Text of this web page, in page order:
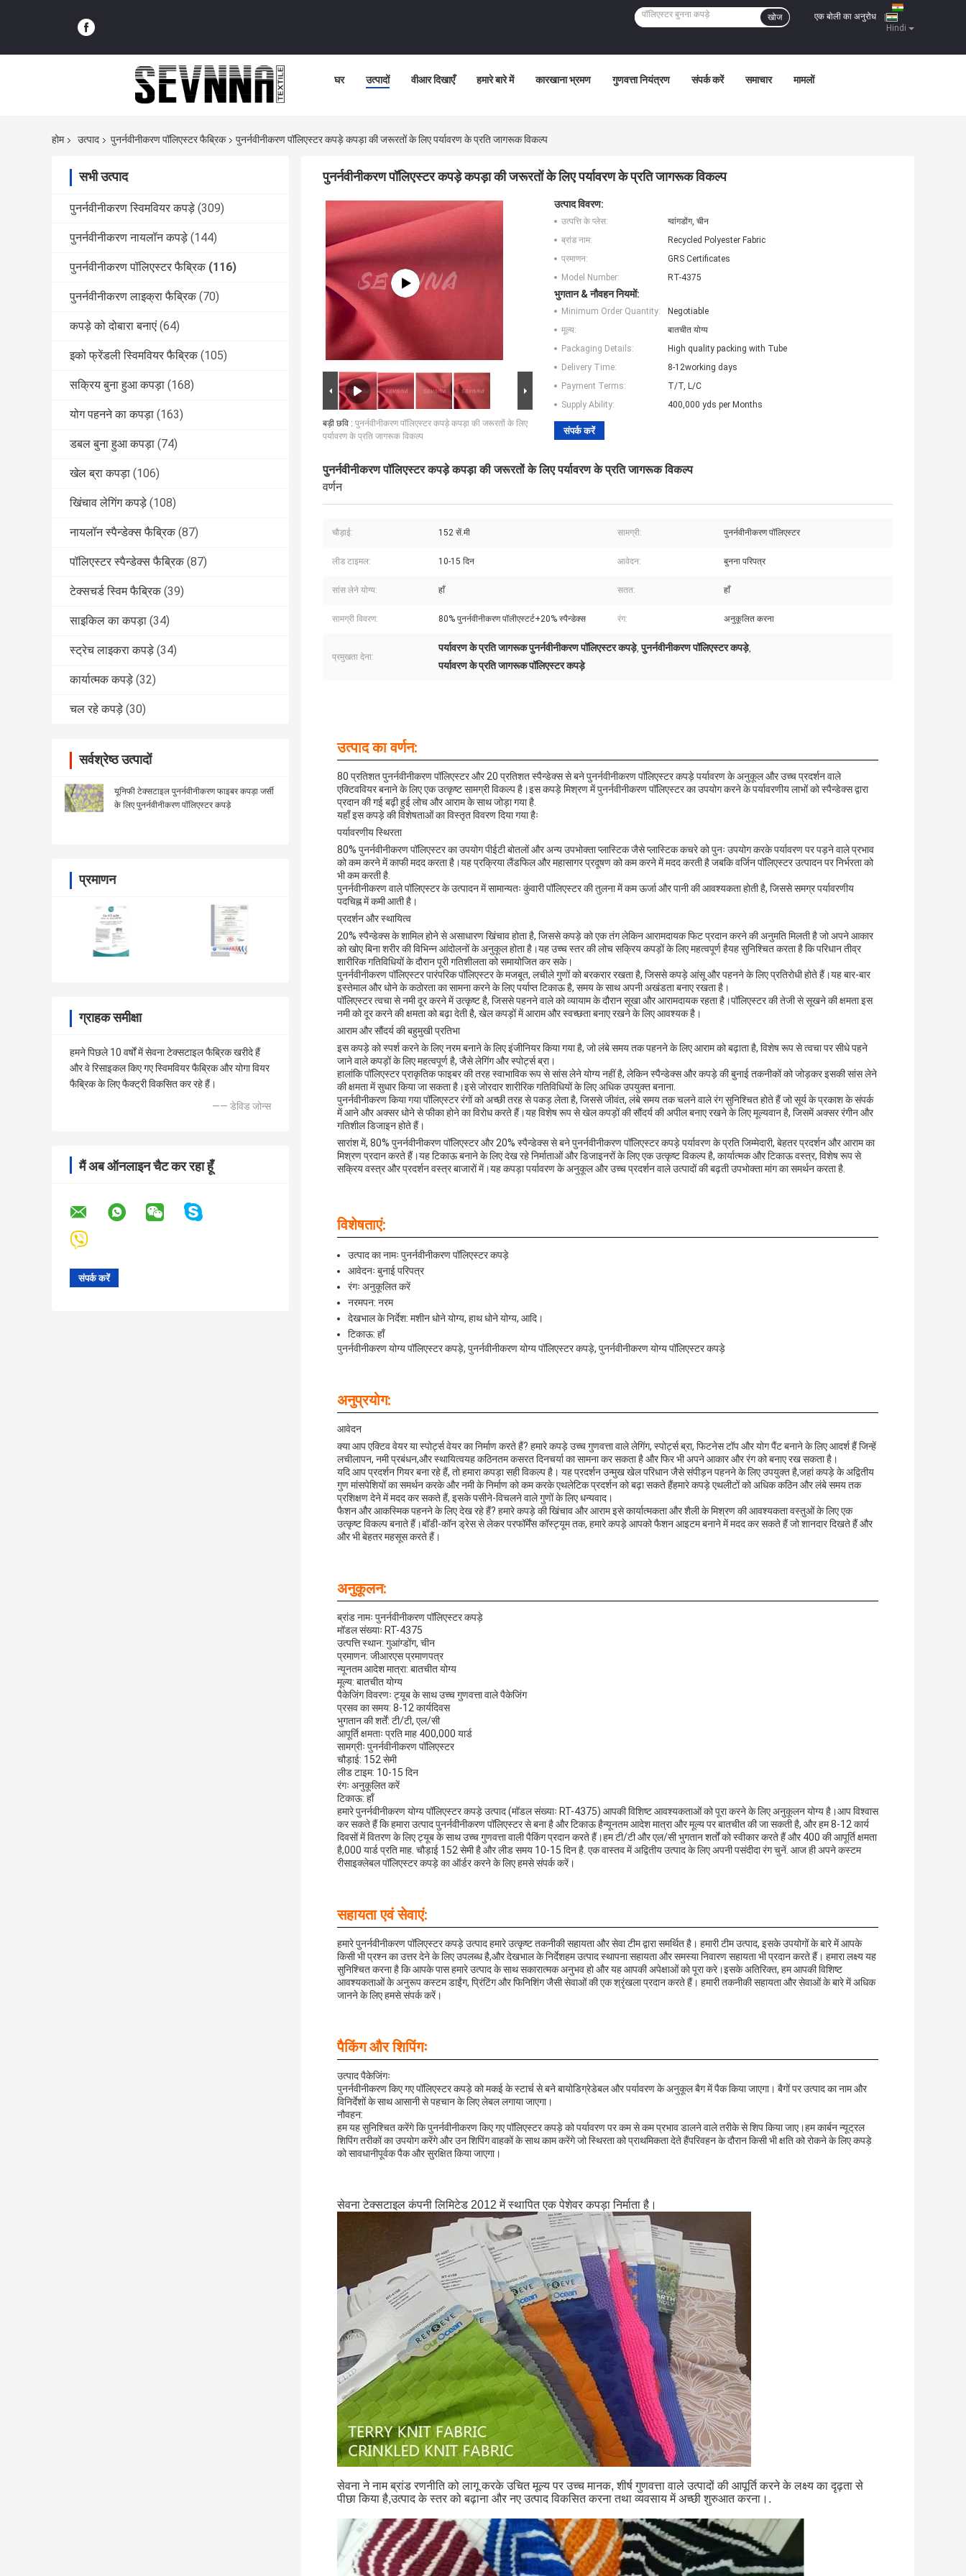
Hindi
एक बोली का अनुरोध
खोज
घर उत्पादों वीआर दिखाएँ हमारे बारे में कारखाना भ्रमण गुणवत्ता नियंत्रण संपर्क करें समाचार मामलों
होम उत्पाद पुनर्नवीनीकरण पॉलिएस्टर फैब्रिक पुनर्नवीनीकरण पॉलिएस्टर कपड़े कपड़ा की जरूरतों के लिए पर्यावरण के प्रति जागरूक विकल्प
सभी उत्पाद
पुनर्नवीनीकरण स्विमवियर कपड़े (309)
पुनर्नवीनीकरण नायलॉन कपड़े (144)
पुनर्नवीनीकरण पॉलिएस्टर फैब्रिक (116)
पुनर्नवीनीकरण लाइक्रा फैब्रिक (70)
कपड़े को दोबारा बनाएं (64)
इको फ्रेंडली स्विमवियर फैब्रिक (105)
सक्रिय बुना हुआ कपड़ा (168)
योग पहनने का कपड़ा (163)
डबल बुना हुआ कपड़ा (74)
खेल ब्रा कपड़ा (106)
खिंचाव लेगिंग कपड़े (108)
नायलॉन स्पैन्डेक्स फैब्रिक (87)
पॉलिएस्टर स्पैन्डेक्स फैब्रिक (87)
टेक्सचर्ड स्विम फैब्रिक (39)
साइकिल का कपड़ा (34)
स्ट्रेच लाइकरा कपड़े (34)
कार्यात्मक कपड़े (32)
चल रहे कपड़े (30)
सर्वश्रेष्ठ उत्पादों
यूनिफी टेक्सटाइल पुनर्नवीनीकरण फाइबर कपड़ा जर्सी
के लिए पुनर्नवीनीकरण पॉलिएस्टर कपड़े
प्रमाणन
ग्राहक समीक्षा
हमने पिछले 10 वर्षों में सेवना टेक्सटाइल फैब्रिक खरीदे हैं
और वे रिसाइकल किए गए स्विमवियर फैब्रिक और योगा वियर
फैब्रिक के लिए फैक्ट्री विकसित कर रहे हैं।
—— डेविड जोन्स
मैं अब ऑनलाइन चैट कर रहा हूँ
पुनर्नवीनीकरण पॉलिएस्टर कपड़े कपड़ा की जरूरतों के लिए पर्यावरण के प्रति जागरूक विकल्प
बड़ी छवि : पुनर्नवीनीकरण पॉलिएस्टर कपड़े कपड़ा की जरूरतों के लिए
पर्यावरण के प्रति जागरूक विकल्प
उत्पाद विवरण:
उत्पत्ति के प्लेस:
ग्वांगडोंग, चीन
ब्रांड नाम:
Recycled Polyester Fabric
प्रमाणन:
GRS Certificates
Model Number:
RT-4375
भुगतान & नौवहन नियमों:
Minimum Order Quantity:
Negotiable
मूल्य:
बातचीत योग्य
Packaging Details:
High quality packing with Tube
Delivery Time:
8-12working days
Payment Terms:
T/T, L/C
Supply Ability:
400,000 yds per Months
संपर्क करें
पुनर्नवीनीकरण पॉलिएस्टर कपड़े कपड़ा की जरूरतों के लिए पर्यावरण के प्रति जागरूक विकल्प
वर्णन
चौड़ाई: 152 सें.मी सामग्री: पुनर्नवीनीकरण पॉलिएस्टर
लीड टाइमल: 10-15 दिन आवेदन: बुनना परिपत्र
सांस लेने योग्य: हाँ सतत: हाँ
सामग्री विवरण: 80% पुनर्नवीनीकरण पॉलीएस्टर्ट+20% स्पैन्डेक्स रंग: अनुकूलित करना
प्रमुखता देना:
पर्यावरण के प्रति जागरूक पुनर्नवीनीकरण पॉलिएस्टर कपड़े,पुनर्नवीनीकरण पॉलिएस्टर कपड़े,
पर्यावरण के प्रति जागरूक पॉलिएस्टर कपड़े
उत्पाद का वर्णन:
80 प्रतिशत पुनर्नवीनीकरण पॉलिएस्टर और 20 प्रतिशत स्पैन्डेक्स से बने पुनर्नवीनीकरण पॉलिएस्टर कपड़े पर्यावरण के अनुकूल और उच्च प्रदर्शन वाले
एक्टिववियर बनाने के लिए एक उत्कृष्ट सामग्री विकल्प है।इस कपड़े मिश्रण में पुनर्नवीनीकरण पॉलिएस्टर का उपयोग करने के पर्यावरणीय लाभों को स्पैन्डेक्स द्वारा
प्रदान की गई बढ़ी हुई लोच और आराम के साथ जोड़ा गया है.
यहाँ इस कपड़े की विशेषताओं का विस्तृत विवरण दिया गया हैः
पर्यावरणीय स्थिरता
80% पुनर्नवीनीकरण पॉलिएस्टर का उपयोग पीईटी बोतलों और अन्य उपभोक्ता प्लास्टिक जैसे प्लास्टिक कचरे को पुनः उपयोग करके पर्यावरण पर पड़ने वाले प्रभाव
को कम करने में काफी मदद करता है।यह प्रक्रिया लैंडफिल और महासागर प्रदूषण को कम करने में मदद करती है जबकि वर्जिन पॉलिएस्टर उत्पादन पर निर्भरता को
भी कम करती है.
पुनर्नवीनीकरण वाले पॉलिएस्टर के उत्पादन में सामान्यतः कुंवारी पॉलिएस्टर की तुलना में कम ऊर्जा और पानी की आवश्यकता होती है, जिससे समग्र पर्यावरणीय
पदचिह्न में कमी आती है।
प्रदर्शन और स्थायित्व
20% स्पैन्डेक्स के शामिल होने से असाधारण खिंचाव होता है, जिससे कपड़े को एक तंग लेकिन आरामदायक फिट प्रदान करने की अनुमति मिलती है जो अपने आकार
को खोए बिना शरीर की विभिन्न आंदोलनों के अनुकूल होता है।यह उच्च स्तर की लोच सक्रिय कपड़ों के लिए महत्वपूर्ण हैयह सुनिश्चित करता है कि परिधान तीव्र
शारीरिक गतिविधियों के दौरान पूरी गतिशीलता को समायोजित कर सके।
पुनर्नवीनीकरण पॉलिएस्टर पारंपरिक पॉलिएस्टर के मजबूत, लचीले गुणों को बरकरार रखता है, जिससे कपड़े आंसू और पहनने के लिए प्रतिरोधी होते हैं।यह बार-बार
इस्तेमाल और धोने के कठोरता का सामना करने के लिए पर्याप्त टिकाऊ है, समय के साथ अपनी अखंडता बनाए रखता है।
पॉलिएस्टर त्वचा से नमी दूर करने में उत्कृष्ट है, जिससे पहनने वाले को व्यायाम के दौरान सूखा और आरामदायक रहता है।पॉलिएस्टर की तेजी से सूखने की क्षमता इस
नमी को दूर करने की क्षमता को बढ़ा देती है, खेल कपड़ों में आराम और स्वच्छता बनाए रखने के लिए आवश्यक है।
आराम और सौंदर्य की बहुमुखी प्रतिभा
इस कपड़े को स्पर्श करने के लिए नरम बनाने के लिए इंजीनियर किया गया है, जो लंबे समय तक पहनने के लिए आराम को बढ़ाता है, विशेष रूप से त्वचा पर सीधे पहने
जाने वाले कपड़ों के लिए महत्वपूर्ण है, जैसे लेगिंग और स्पोर्ट्स ब्रा।
हालांकि पॉलिएस्टर प्राकृतिक फाइबर की तरह स्वाभाविक रूप से सांस लेने योग्य नहीं है, लेकिन स्पैन्डेक्स और कपड़े की बुनाई तकनीकों को जोड़कर इसकी सांस लेने
की क्षमता में सुधार किया जा सकता है।इसे जोरदार शारीरिक गतिविधियों के लिए अधिक उपयुक्त बनाना.
पुनर्नवीनीकरण किया गया पॉलिएस्टर रंगों को अच्छी तरह से पकड़ लेता है, जिससे जीवंत, लंबे समय तक चलने वाले रंग सुनिश्चित होते हैं जो सूर्य के प्रकाश के संपर्क
में आने और अक्सर धोने से फीका होने का विरोध करते हैं।यह विशेष रूप से खेल कपड़ों की सौंदर्य की अपील बनाए रखने के लिए मूल्यवान है, जिसमें अक्सर रंगीन और
गतिशील डिजाइन होते हैं।
सारांश में, 80% पुनर्नवीनीकरण पॉलिएस्टर और 20% स्पैन्डेक्स से बने पुनर्नवीनीकरण पॉलिएस्टर कपड़े पर्यावरण के प्रति जिम्मेदारी, बेहतर प्रदर्शन और आराम का
मिश्रण प्रदान करते हैं।यह टिकाऊ बनाने के लिए देख रहे निर्माताओं और डिजाइनरों के लिए एक उत्कृष्ट विकल्प है, कार्यात्मक और टिकाऊ वस्त्र, विशेष रूप से
सक्रिय वस्त्र और प्रदर्शन वस्त्र बाजारों में।यह कपड़ा पर्यावरण के अनुकूल और उच्च प्रदर्शन वाले उत्पादों की बढ़ती उपभोक्ता मांग का समर्थन करता है.
विशेषताएं:
उत्पाद का नामः पुनर्नवीनीकरण पॉलिएस्टर कपड़े
आवेदनः बुनाई परिपत्र
रंगः अनुकूलित करें
नरमपन: नरम
देखभाल के निर्देश: मशीन धोने योग्य, हाथ धोने योग्य, आदि।
टिकाऊ: हाँ
पुनर्नवीनीकरण योग्य पॉलिएस्टर कपड़े, पुनर्नवीनीकरण योग्य पॉलिएस्टर कपड़े, पुनर्नवीनीकरण योग्य पॉलिएस्टर कपड़े
अनुप्रयोग:
आवेदन
क्या आप एक्टिव वेयर या स्पोर्ट्स वेयर का निर्माण करते हैं? हमारे कपड़े उच्च गुणवत्ता वाले लेगिंग, स्पोर्ट्स ब्रा, फिटनेस टॉप और योग पैंट बनाने के लिए आदर्श हैं जिन्हें
लचीलापन, नमी प्रबंधन,और स्थायित्वयह कठिनतम कसरत दिनचर्या का सामना कर सकता है और फिर भी अपने आकार और रंग को बनाए रख सकता है।
यदि आप प्रदर्शन गियर बना रहे हैं, तो हमारा कपड़ा सही विकल्प है। यह प्रदर्शन उन्मुख खेल परिधान जैसे संपीड़न पहनने के लिए उपयुक्त है,जहां कपड़े के अद्वितीय
गुण मांसपेशियों का समर्थन करके और नमी के निर्माण को कम करके एथलेटिक प्रदर्शन को बढ़ा सकते हैंहमारे कपड़े एथलीटों को अधिक कठिन और लंबे समय तक
प्रशिक्षण देने में मदद कर सकते हैं, इसके पसीने-विचलने वाले गुणों के लिए धन्यवाद।
फैशन और आकस्मिक पहनने के लिए देख रहे हैं? हमारे कपड़े की खिंचाव और आराम इसे कार्यात्मकता और शैली के मिश्रण की आवश्यकता वस्तुओं के लिए एक
उत्कृष्ट विकल्प बनाते हैं।बॉडी-कॉन ड्रेस से लेकर परफॉर्मेंस कॉस्ट्यूम तक, हमारे कपड़े आपको फैशन आइटम बनाने में मदद कर सकते हैं जो शानदार दिखते हैं और
और भी बेहतर महसूस करते हैं।
अनुकूलन:
ब्रांड नामः पुनर्नवीनीकरण पॉलिएस्टर कपड़े
मॉडल संख्याः RT-4375
उत्पत्ति स्थान: गुआंग्डोंग, चीन
प्रमाणन: जीआरएस प्रमाणपत्र
न्यूनतम आदेश मात्रा: बातचीत योग्य
मूल्य: बातचीत योग्य
पैकेजिंग विवरणः ट्यूब के साथ उच्च गुणवत्ता वाले पैकेजिंग
प्रसव का समय: 8-12 कार्यदिवस
भुगतान की शर्तें: टी/टी, एल/सी
आपूर्ति क्षमताः प्रति माह 400,000 यार्ड
सामग्रीः पुनर्नवीनीकरण पॉलिएस्टर
चौड़ाई: 152 सेमी
लीड टाइम: 10-15 दिन
रंगः अनुकूलित करें
टिकाऊ: हाँ
हमारे पुनर्नवीनीकरण योग्य पॉलिएस्टर कपड़े उत्पाद (मॉडल संख्याः RT-4375) आपकी विशिष्ट आवश्यकताओं को पूरा करने के लिए अनुकूलन योग्य है।आप विश्वास
कर सकते हैं कि हमारा उत्पाद पुनर्नवीनीकरण पॉलिएस्टर से बना है और टिकाऊ हैन्यूनतम आदेश मात्रा और मूल्य पर बातचीत की जा सकती है, और हम 8-12 कार्य
दिवसों में वितरण के लिए ट्यूब के साथ उच्च गुणवत्ता वाली पैकिंग प्रदान करते हैं।हम टी/टी और एल/सी भुगतान शर्तों को स्वीकार करते हैं और 400 की आपूर्ति क्षमता
है,000 यार्ड प्रति माह. चौड़ाई 152 सेमी है और लीड समय 10-15 दिन है. एक वास्तव में अद्वितीय उत्पाद के लिए अपनी पसंदीदा रंग चुनें. आज ही अपने कस्टम
रीसाइक्लेबल पॉलिएस्टर कपड़े का ऑर्डर करने के लिए हमसे संपर्क करें।
सहायता एवं सेवाएं:
हमारे पुनर्नवीनीकरण पॉलिएस्टर कपड़े उत्पाद हमारे उत्कृष्ट तकनीकी सहायता और सेवा टीम द्वारा समर्थित है। हमारी टीम उत्पाद, इसके उपयोगों के बारे में आपके
किसी भी प्रश्न का उत्तर देने के लिए उपलब्ध है,और देखभाल के निर्देशहम उत्पाद स्थापना सहायता और समस्या निवारण सहायता भी प्रदान करते हैं। हमारा लक्ष्य यह
सुनिश्चित करना है कि आपके पास हमारे उत्पाद के साथ सकारात्मक अनुभव हो और यह आपकी अपेक्षाओं को पूरा करे।इसके अतिरिक्त, हम आपकी विशिष्ट
आवश्यकताओं के अनुरूप कस्टम डाईंग, प्रिंटिंग और फिनिशिंग जैसी सेवाओं की एक श्रृंखला प्रदान करते हैं। हमारी तकनीकी सहायता और सेवाओं के बारे में अधिक
जानने के लिए हमसे संपर्क करें।
पैकिंग और शिपिंगः
उत्पाद पैकेजिंगः
पुनर्नवीनीकरण किए गए पॉलिएस्टर कपड़े को मकई के स्टार्च से बने बायोडिग्रेडेबल और पर्यावरण के अनुकूल बैग में पैक किया जाएगा। बैगों पर उत्पाद का नाम और
विनिर्देशों के साथ आसानी से पहचान के लिए लेबल लगाया जाएगा।
नौवहन:
हम यह सुनिश्चित करेंगे कि पुनर्नवीनीकरण किए गए पॉलिएस्टर कपड़े को पर्यावरण पर कम से कम प्रभाव डालने वाले तरीके से शिप किया जाए।हम कार्बन न्यूट्रल
शिपिंग तरीकों का उपयोग करेंगे और उन शिपिंग वाहकों के साथ काम करेंगे जो स्थिरता को प्राथमिकता देते हैंपरिवहन के दौरान किसी भी क्षति को रोकने के लिए कपड़े
को सावधानीपूर्वक पैक और सुरक्षित किया जाएगा।
सेवना टेक्सटाइल कंपनी लिमिटेड 2012 में स्थापित एक पेशेवर कपड़ा निर्माता है।
सेवना ने नाम ब्रांड रणनीति को लागू करके उचित मूल्य पर उच्च मानक, शीर्ष गुणवत्ता वाले उत्पादों की आपूर्ति करने के लक्ष्य का दृढ़ता से
पीछा किया है,उत्पाद के स्तर को बढ़ाना और नए उत्पाद विकसित करना तथा व्यवसाय में अच्छी शुरुआत करना।.